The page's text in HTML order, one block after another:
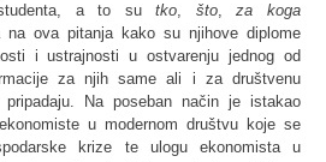
a to sutko, što,za koga
na ova pitanja kako su njihove diplome
i ustrajnosti u ostvarenju jednog od
za njih same ali i za društvenu
Na poseban način je istakao
u modernom društvu koje se
krize te ulogu ekonomista u